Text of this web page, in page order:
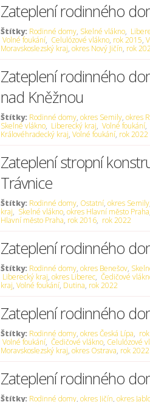
Zateplení rodinného
Štítky: Rodinné domy, Skelné vlákno,
Volné foukání, Celulózové vlákno, rok 2015,
Moravskoslezský kraj, okres Nový Jičín, rok
Zateplení rodinného
nad Kněžnou
Štítky: Rodinné domy, okres Semily, okres
Skelné vlákno, Liberecký kraj, Volné foukání,
Královéhradecký kraj, Volné foukání, rok 2022
Zateplení stropní
Trávnice
Štítky: Rodinné domy, Ostatní, okres Semily,
kraj, Skelné vlákno, okres Hlavní město Praha
Hlavní město Praha, rok 2016, rok 2022
Zateplení rodinného
Štítky: Rodinné domy, okres Benešov,
Liberecký kraj, okres Liberec, Čedičové
kraj, Volné foukání, Dutina, rok 2022
Zateplení rodinného
Štítky: Rodinné domy, okres Česká Lípa,
Volné foukání, Čedičové vlákno, Celulózové
Moravskoslezský kraj, okres Ostrava, rok 2022
Zateplení rodinného
Štítky: Rodinné domy, okres Jičín, okres